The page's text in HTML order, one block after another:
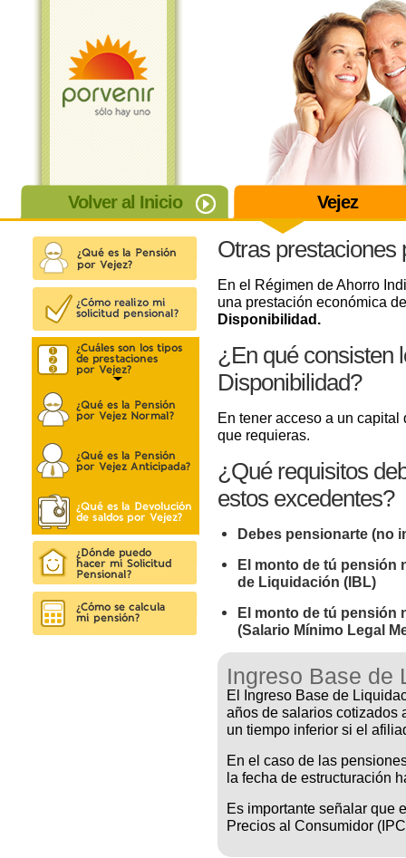
Volver al Inicio Vejez
Otras prestaciones
En el Régimen de Ahorro
una prestación económica
Disponibilidad.
¿En qué consisten
Disponibilidad?
En tener acceso a un
que requieras.
¿Qué requisitos
estos excedentes?
Debes pensionarte (no
El monto de tú pensión
de Liquidación (IBL)
El monto de tú pensión
(Salario Mínimo Legal
Ingreso Base de
El Ingreso Base de
años de salarios cotizados
un tiempo inferior si el
En el caso de las
la fecha de estructuración
Es importante señalar que
Precios al Consumidor